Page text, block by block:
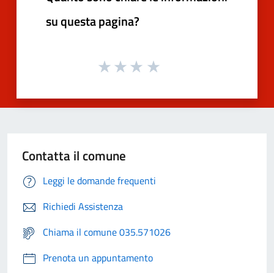
su questa pagina?
Contatta il comune
Leggi le domande frequenti
Richiedi Assistenza
Chiama il comune 035.571026
Prenota un appuntamento